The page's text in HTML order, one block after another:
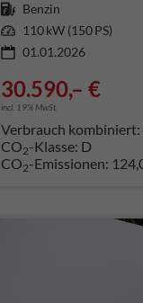
Kraftstoff Benzin
Leistung 110 kW (150 PS)
01.01.2026
30.590,– €
incl. 19% MwSt.
Verbrauch kombiniert:
CO2-Klasse: D
CO2-Emissionen: